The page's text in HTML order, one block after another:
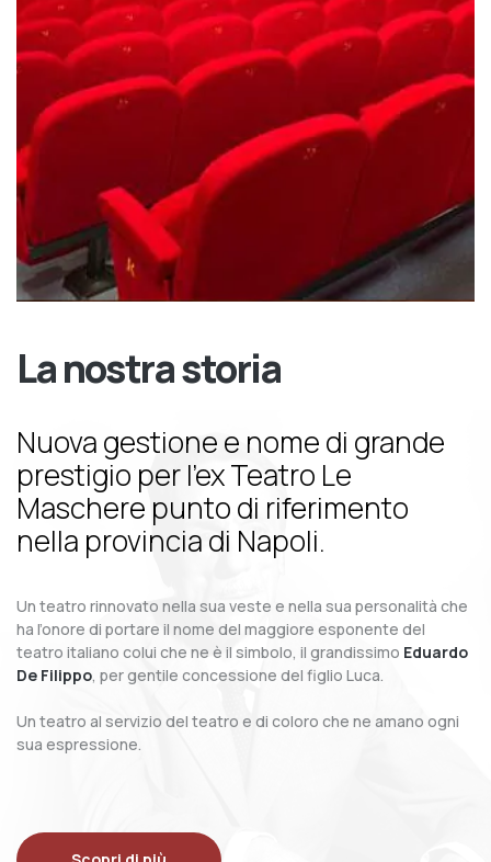
La nostra storia
Nuova gestione e nome di grande
prestigio per l’ex Teatro Le
Maschere punto di riferimento
nella provincia di Napoli.
Un teatro rinnovato nella sua veste e nella sua personalità che
ha l’onore di portare il nome del maggiore esponente del
teatro italiano colui che ne è il simbolo, il grandissimo Eduardo
De Filippo, per gentile concessione del figlio Luca.
Un teatro al servizio del teatro e di coloro che ne amano ogni
sua espressione.